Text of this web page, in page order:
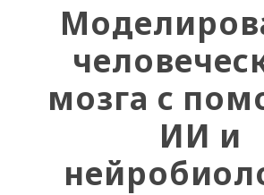
мозга с
ИИ и